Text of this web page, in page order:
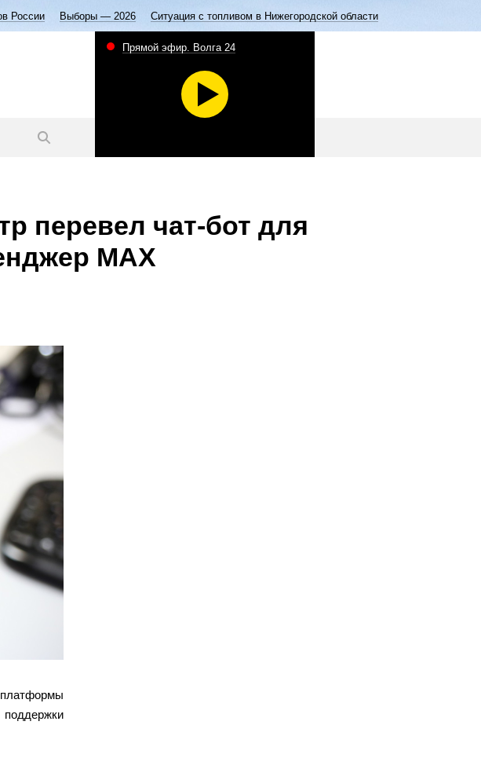
России Выборы — 2026 Ситуация с топливом в Нижегородской области
Прямой эфир. Волга 24
перевел чат-бот для
MAX